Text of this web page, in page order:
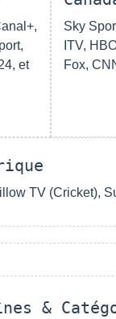
et
Sky
ITV,
Fox,
TV (Cricket),
&